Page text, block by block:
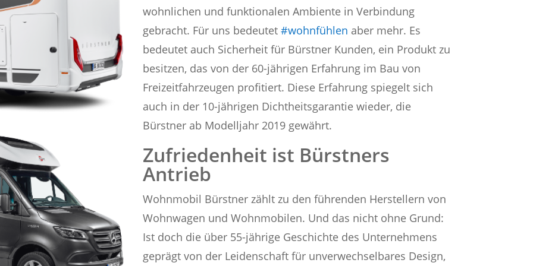
wohnlichen und funktionalen Ambiente in Verbindung
gebracht. Für uns bedeutet#wohnfühlen aber mehr. Es
bedeutet auch Sicherheit für Bürstner Kunden, ein Produkt zu
besitzen, das von der 60-jährigen Erfahrung im Bau von
Freizeitfahrzeugen profitiert. Diese Erfahrung spiegelt sich
auch in der 10-jährigen Dichtheitsgarantie wieder, die
Bürstner ab Modelljahr 2019 gewährt.
Zufriedenheit ist Bürstners
Antrieb
Wohnmobil Bürstner zählt zu den führenden Herstellern von
Wohnwagen und Wohnmobilen. Und das nicht ohne Grund:
Ist doch die über 55-jährige Geschichte des Unternehmens
geprägt von der Leidenschaft für unverwechselbares Design,